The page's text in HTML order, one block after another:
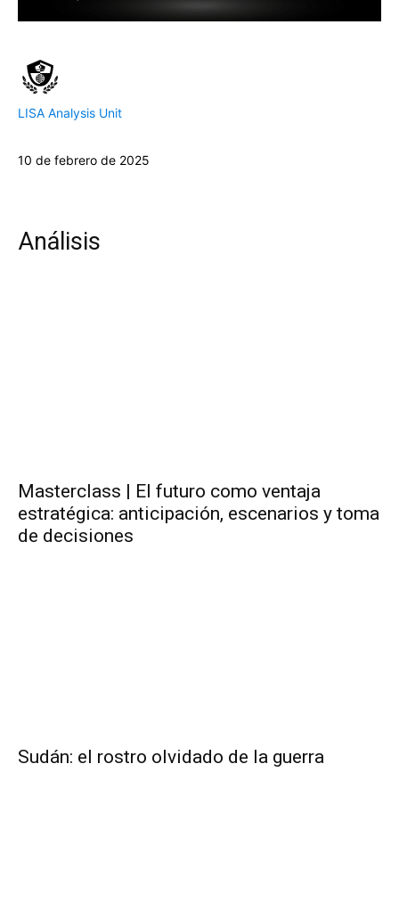
LISA Analysis Unit
10 de febrero de 2025
Análisis
Masterclass | El futuro como ventaja
estratégica: anticipación, escenarios y toma
de decisiones
Sudán: el rostro olvidado de la guerra